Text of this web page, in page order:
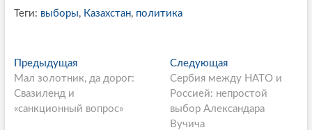
Теги: выборы, Казахстан, политика
P
o
s
ПредыдущаяП
р
д
Мал золотник, да дорог:
Свазиленд и
«санкционный вопрос»
Следующая
л
е
д
Сербия между НАТО и
Россией: непростой
выбор Александара
Вучича